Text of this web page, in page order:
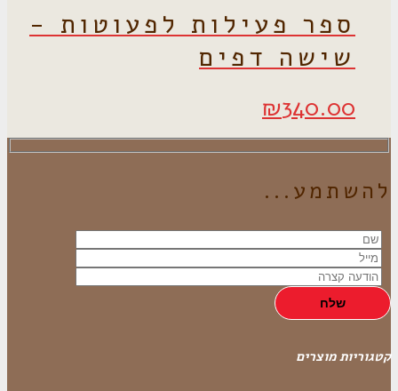
ספר פעילות לפעוטות -
שישה דפים
₪340.00
להשתמע...
קטגוריות מוצרים